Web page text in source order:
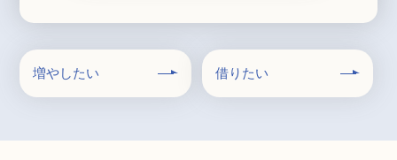
増やしたい 借りたい